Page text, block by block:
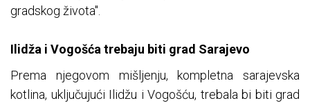
gradskog života".
Ilidža i Vogošća trebaju biti grad Sarajevo
Prema njegovom mišljenju, kompletna sarajevska
kotlina, uključujući Ilidžu i Vogošću, trebala bi biti grad